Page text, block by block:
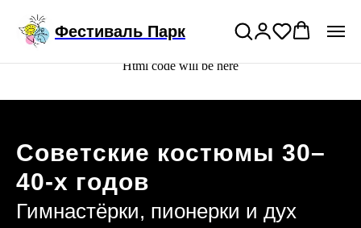
Фестиваль Парк
костюмов
Html code will be here
Советские костюмы 30–
40-х годов
Гимнастёрки, пионерки и дух